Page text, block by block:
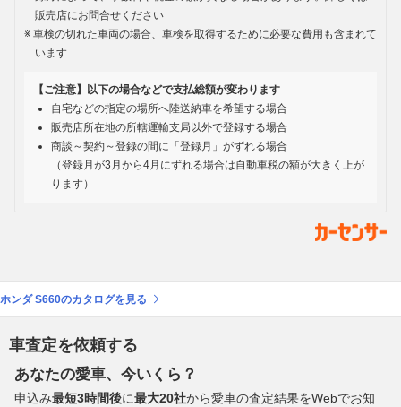
販売店にお問合せください
車検の切れた車両の場合、車検を取得するために必要な費用も含まれて
います
【ご注意】以下の場合などで支払総額が変わります
自宅などの指定の場所へ陸送納車を希望する場合
販売店所在地の所轄運輸支局以外で登録する場合
商談～契約～登録の間に「登録月」がずれる場合
（登録月が3月から4月にずれる場合は自動車税の額が大きく上が
ります）
ホンダ S660のカタログを見る
車査定を依頼する
あなたの愛車、今いくら？
申込み最短3時間後に最大20社から愛車の査定結果をWebでお知